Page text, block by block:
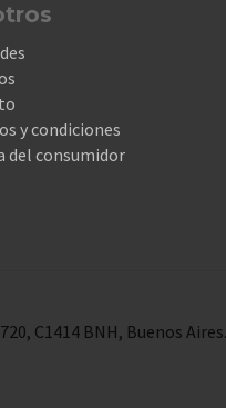
y condiciones
del consumidor
C1414 BNH, Buenos